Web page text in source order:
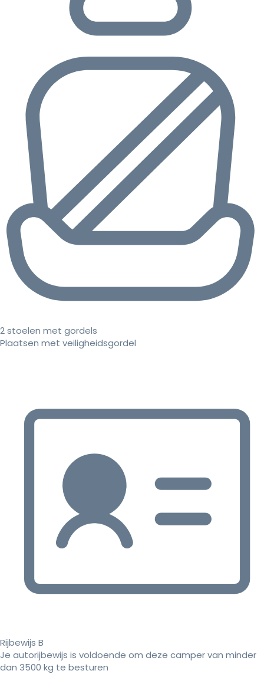
2 stoelen met gordels
Plaatsen met veiligheidsgordel
Rijbewijs B
Je autorijbewijs is voldoende om deze camper van minder
dan 3500 kg te besturen